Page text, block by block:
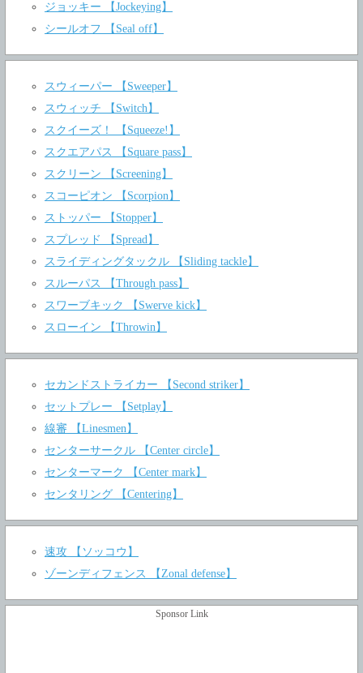
ジョッキー 【Jockeying】
シールオフ 【Seal off】
スウィーパー 【Sweeper】
スウィッチ 【Switch】
スクイーズ！ 【Squeeze!】
スクエアパス 【Square pass】
スクリーン 【Screening】
スコーピオン 【Scorpion】
ストッパー 【Stopper】
スプレッド 【Spread】
スライディングタックル 【Sliding tackle】
スルーパス 【Through pass】
スワーブキック 【Swerve kick】
スローイン 【Throwin】
セカンドストライカー 【Second striker】
セットプレー 【Setplay】
線審 【Linesmen】
センターサークル 【Center circle】
センターマーク 【Center mark】
センタリング 【Centering】
速攻 【ソッコウ】
ゾーンディフェンス 【Zonal defense】
Sponsor Link